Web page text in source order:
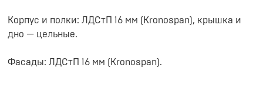
Корпус и полки: ЛДСтП 16 мм (Kronospan), крышка и
дно — цельные.
Фасады: ЛДСтП 16 мм (Kronospan).